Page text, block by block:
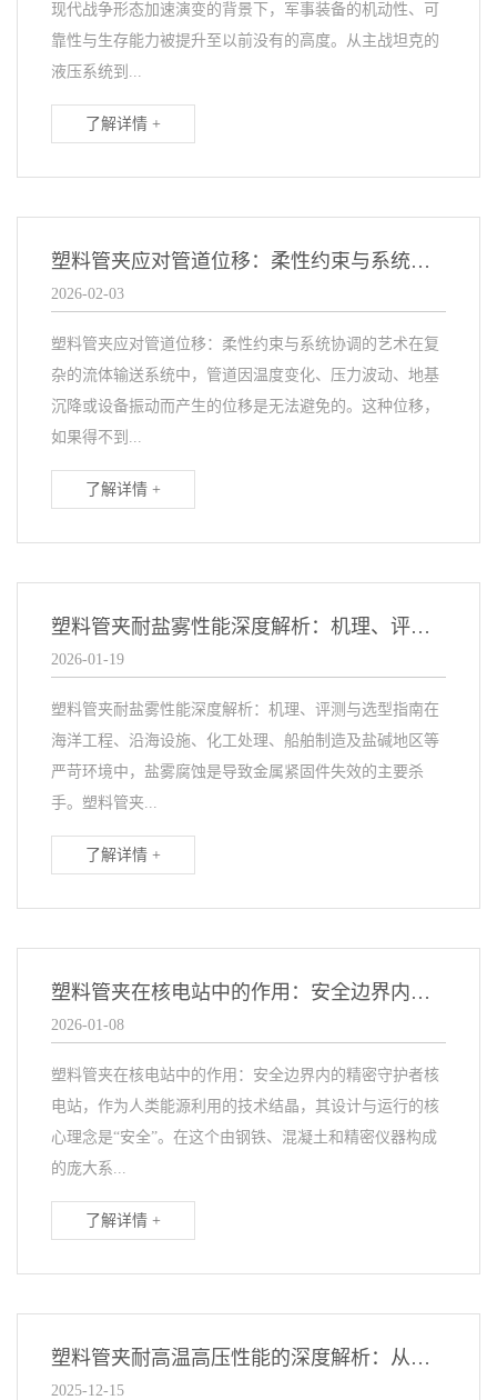
现代战争形态加速演变的背景下，军事装备的机动性、可
靠性与生存能力被提升至以前没有的高度。从主战坦克的
液压系统到...
了解详情 +
塑料管夹应对管道位移：柔性约束与系统协调的艺术
2026-02-03
塑料管夹应对管道位移：柔性约束与系统协调的艺术在复
杂的流体输送系统中，管道因温度变化、压力波动、地基
沉降或设备振动而产生的位移是无法避免的。这种位移，
如果得不到...
了解详情 +
塑料管夹耐盐雾性能深度解析：机理、评测与选型指南
2026-01-19
塑料管夹耐盐雾性能深度解析：机理、评测与选型指南在
海洋工程、沿海设施、化工处理、船舶制造及盐碱地区等
严苛环境中，盐雾腐蚀是导致金属紧固件失效的主要杀
手。塑料管夹...
了解详情 +
塑料管夹在核电站中的作用：安全边界内的精密守护者
2026-01-08
塑料管夹在核电站中的作用：安全边界内的精密守护者核
电站，作为人类能源利用的技术结晶，其设计与运行的核
心理念是“安全”。在这个由钢铁、混凝土和精密仪器构成
的庞大系...
了解详情 +
塑料管夹耐高温高压性能的深度解析：从分子桎梏到工程超越
2025-12-15